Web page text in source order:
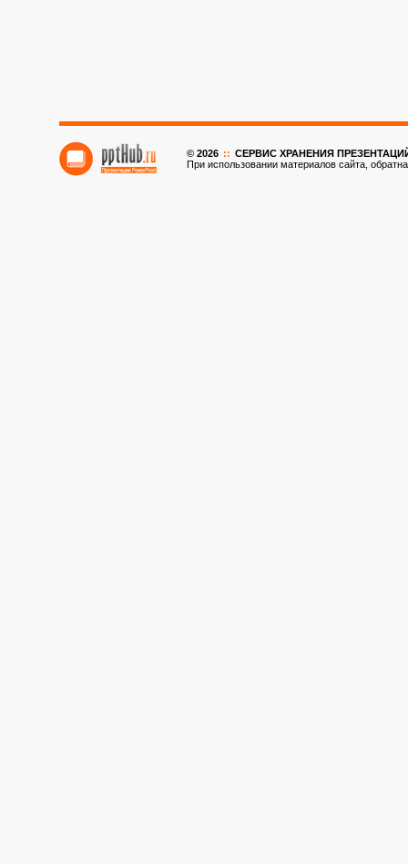
© 2026 :: CЕРВИС ХРАНЕНИЯ ПРЕЗЕНТАЦИЙ
При использовании материалов сайта,